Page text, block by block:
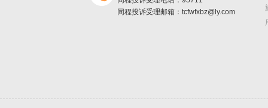
同程投诉受理邮箱：tcfwfxbz@ly.com